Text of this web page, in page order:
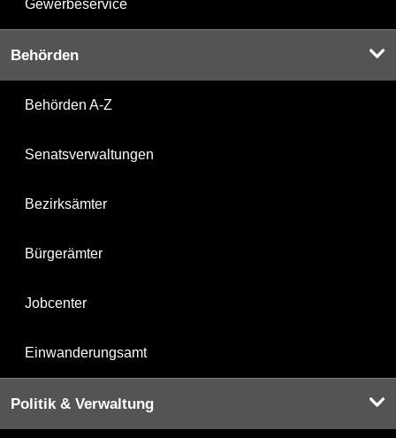
Gewerbeservice
Behörden
Behörden A-Z
Senatsverwaltungen
Bezirksämter
Bürgerämter
Jobcenter
Einwanderungsamt
Politik & Verwaltung